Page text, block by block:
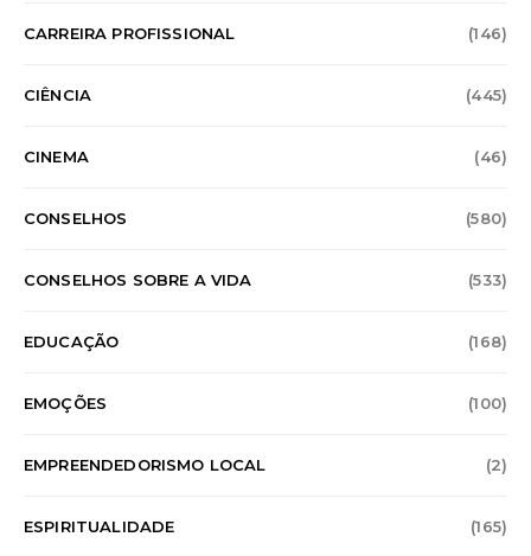
CARREIRA PROFISSIONAL (146)
CIÊNCIA (445)
CINEMA (46)
CONSELHOS (580)
CONSELHOS SOBRE A VIDA (533)
EDUCAÇÃO (168)
EMOÇÕES (100)
EMPREENDEDORISMO LOCAL (2)
ESPIRITUALIDADE (165)